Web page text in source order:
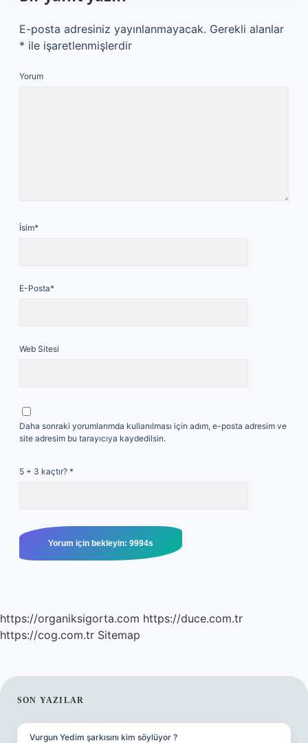
E-posta adresiniz yayınlanmayacak. Gerekli alanlar
* ile işaretlenmişlerdir
Yorum
İsim*
E-Posta*
Web Sitesi
Daha sonraki yorumlarımda kullanılması için adım, e-posta adresim ve
site adresim bu tarayıcıya kaydedilsin.
5 + 3 kaçtır? *
https://organiksigorta.com https://duce.com.tr
https://cog.com.tr Sitemap
SIDEBAR
SON YAZILAR
Vurgun Yedim şarkısını kim söylüyor ?